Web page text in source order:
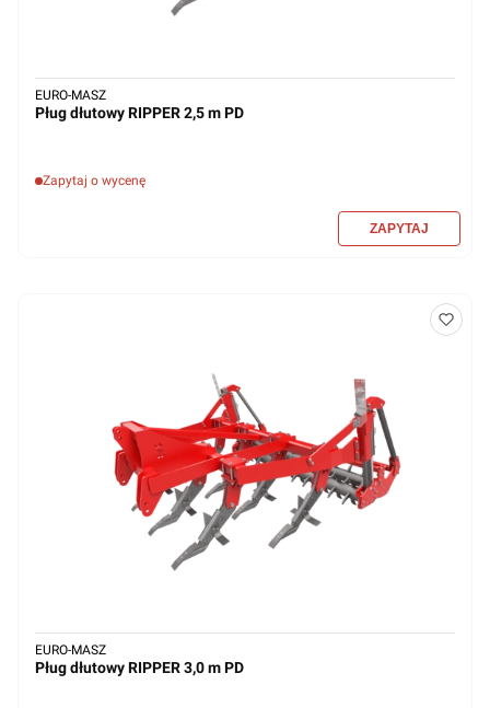
Pług dłutowy RIPPER 2,5 m PD
Zapytaj o wycenę
EURO-MASZ
Pług dłutowy RIPPER 3,0 m PD
EURO-MASZ